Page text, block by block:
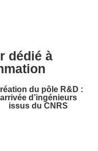
dédié à
du pôle R&D :
arrivée d’ingénieurs
issus du CNRS